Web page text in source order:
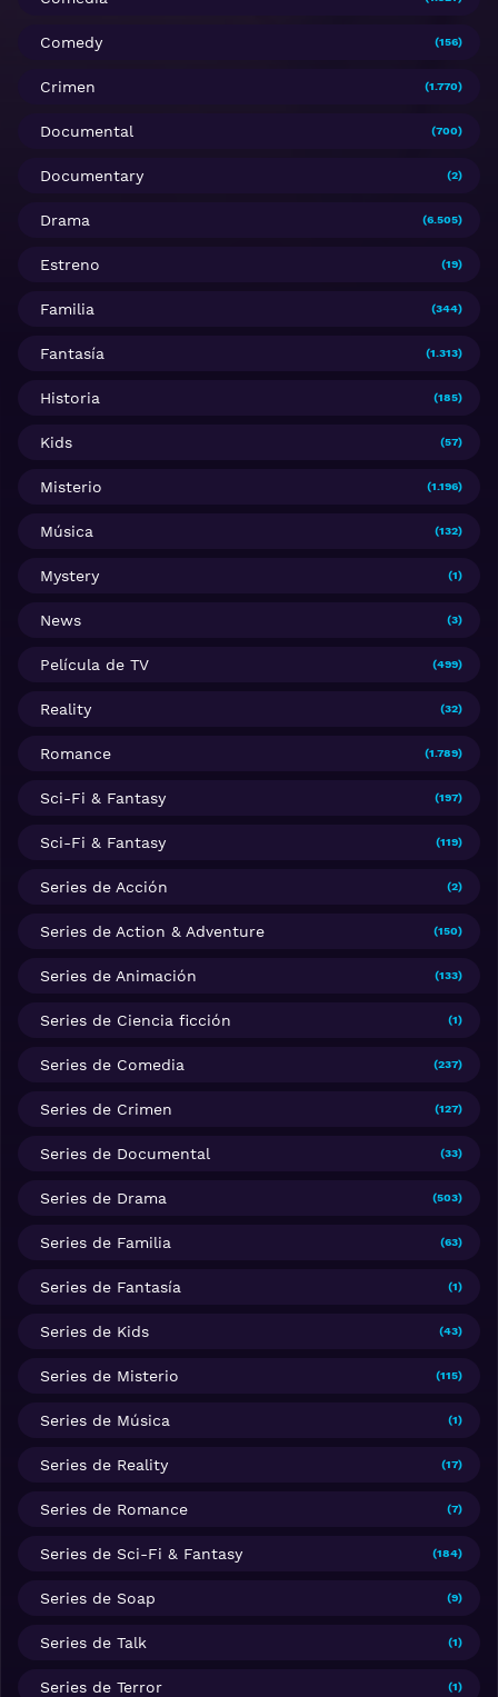
Comedy (156)
Crimen (1.770)
Documental (700)
Documentary (2)
Drama (6.505)
Estreno (19)
Familia (344)
Fantasía (1.313)
Historia (185)
Kids (57)
Misterio (1.196)
Música (132)
Mystery (1)
News (3)
Película de TV (499)
Reality (32)
Romance (1.789)
Sci-Fi & Fantasy (197)
Sci-Fi & Fantasy (119)
Series de Acción (2)
Series de Action & Adventure (150)
Series de Animación (133)
Series de Ciencia ficción (1)
Series de Comedia (237)
Series de Crimen (127)
Series de Documental (33)
Series de Drama (503)
Series de Familia (63)
Series de Fantasía (1)
Series de Kids (43)
Series de Misterio (115)
Series de Música (1)
Series de Reality (17)
Series de Romance (7)
Series de Sci-Fi & Fantasy (184)
Series de Soap (9)
Series de Talk (1)
Series de Terror (1)